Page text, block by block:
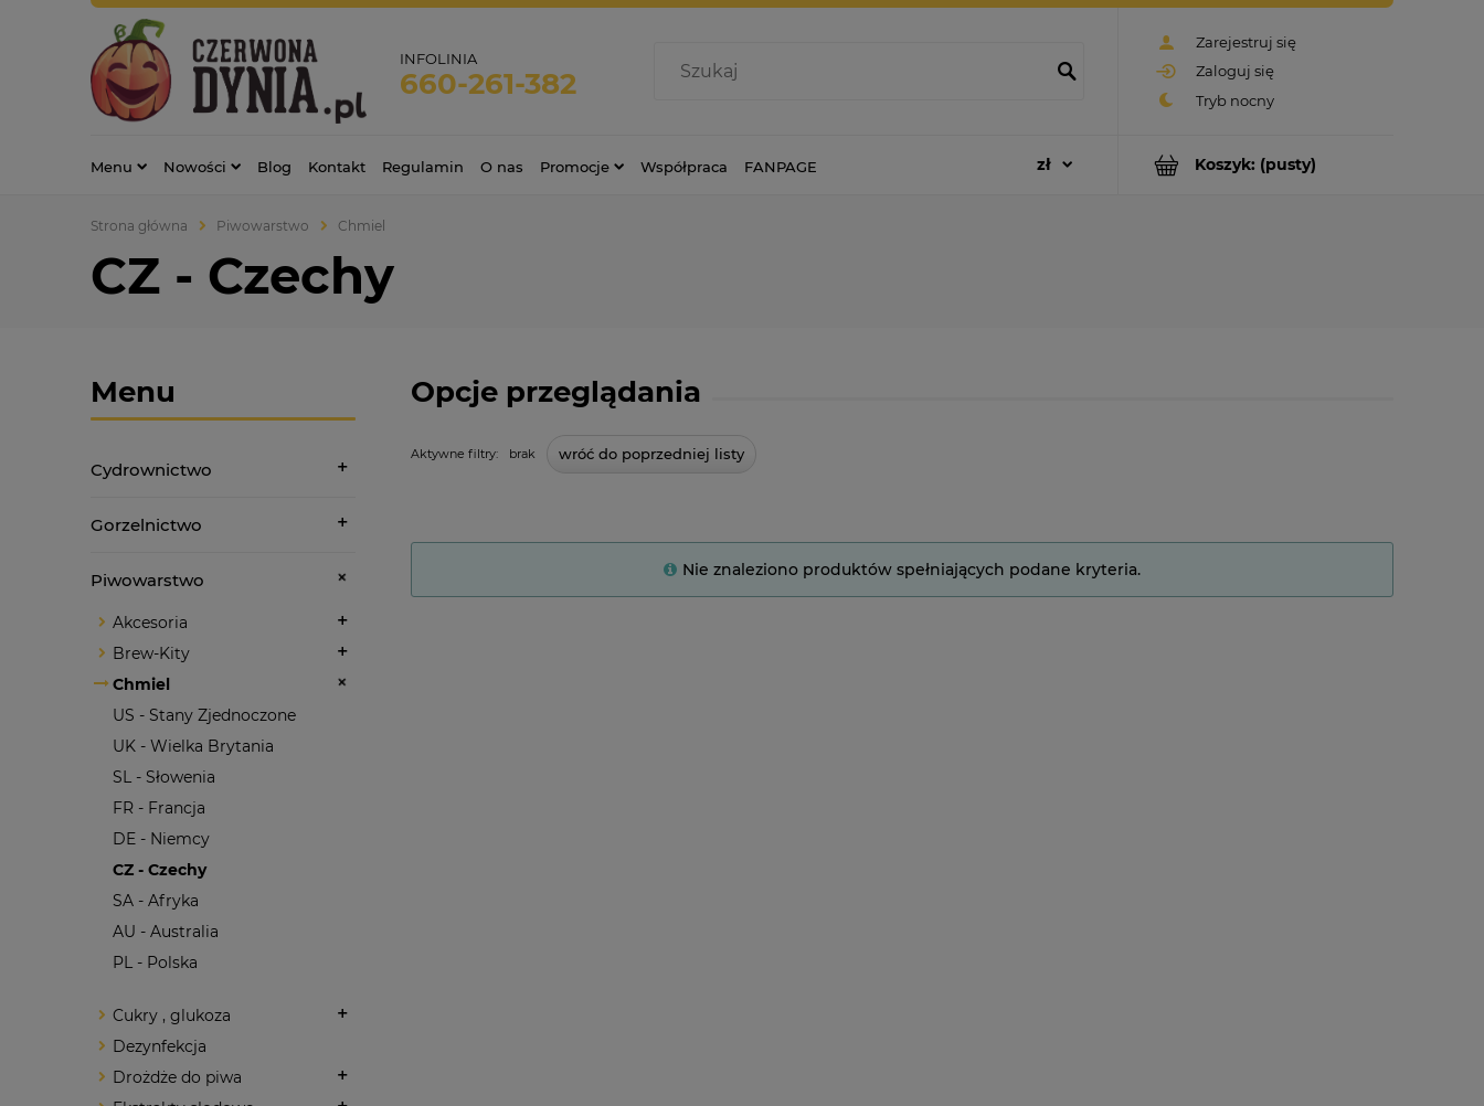
Zarejestruj się
Zaloguj się
INFOLINIA
660-261-382
Koszyk: (pusty)
Menu Nowości Blog Kontakt Regulamin O nas Promocje Współpraca FANPAGE
Strona główna Piwowarstwo Chmiel
CZ - Czechy
Menu
Cydrownictwo
Gorzelnictwo
Piwowarstwo
Akcesoria
Brew-Kity
Chmiel
US - Stany Zjednoczone
UK - Wielka Brytania
SL - Słowenia
FR - Francja
DE - Niemcy
CZ - Czechy
SA - Afryka
AU - Australia
PL - Polska
Cukry , glukoza
Dezynfekcja
Drożdże do piwa
Opcje przeglądania
Aktywne filtry: brak wróć do poprzedniej listy
Nie znaleziono produktów spełniających podane kryteria.